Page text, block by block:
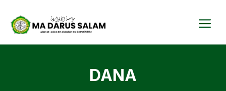
DANA